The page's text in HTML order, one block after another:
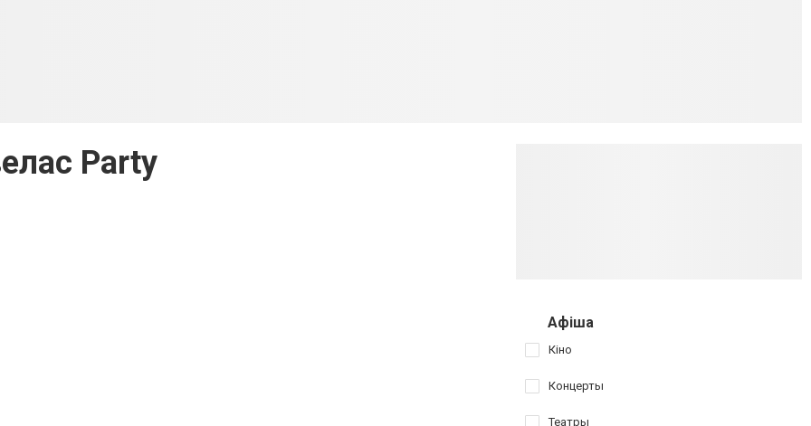
Party
Афіша
Кіно
Концерты
Театры